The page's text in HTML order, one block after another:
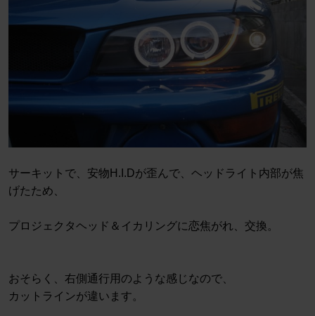
サーキットで、安物H.I.Dが歪んで、ヘッドライト内部が焦
げたため、
プロジェクタヘッド＆イカリングに恋焦がれ、交換。
おそらく、右側通行用のような感じなので、
カットラインが違います。